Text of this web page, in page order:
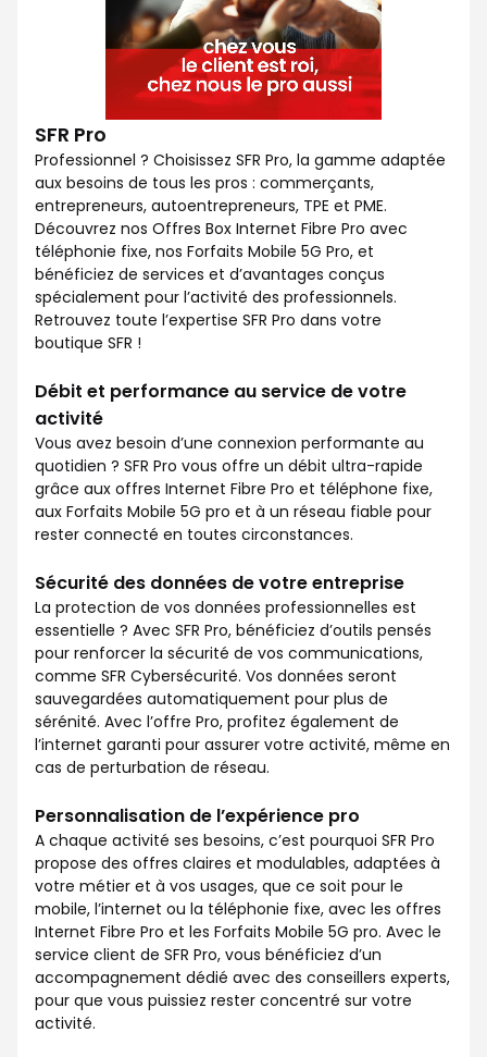
SFR Pro
Professionnel ? Choisissez SFR Pro, la gamme adaptée
aux besoins de tous les pros : commerçants,
entrepreneurs, autoentrepreneurs, TPE et PME.
Découvrez nos Offres Box Internet Fibre Pro avec
téléphonie fixe, nos Forfaits Mobile 5G Pro, et
bénéficiez de services et d’avantages conçus
spécialement pour l’activité des professionnels.
Retrouvez toute l’expertise SFR Pro dans votre
boutique SFR !
Débit et performance au service de votre
activité
Vous avez besoin d’une connexion performante au
quotidien ? SFR Pro vous offre un débit ultra-rapide
grâce aux offres Internet Fibre Pro et téléphone fixe,
aux Forfaits Mobile 5G pro et à un réseau fiable pour
rester connecté en toutes circonstances.
Sécurité des données de votre entreprise
La protection de vos données professionnelles est
essentielle ? Avec SFR Pro, bénéficiez d’outils pensés
pour renforcer la sécurité de vos communications,
comme SFR Cybersécurité. Vos données seront
sauvegardées automatiquement pour plus de
sérénité. Avec l’offre Pro, profitez également de
l’internet garanti pour assurer votre activité, même en
cas de perturbation de réseau.
Personnalisation de l’expérience pro
A chaque activité ses besoins, c’est pourquoi SFR Pro
propose des offres claires et modulables, adaptées à
votre métier et à vos usages, que ce soit pour le
mobile, l’internet ou la téléphonie fixe, avec les offres
Internet Fibre Pro et les Forfaits Mobile 5G pro. Avec le
service client de SFR Pro, vous bénéficiez d’un
accompagnement dédié avec des conseillers experts,
pour que vous puissiez rester concentré sur votre
activité.